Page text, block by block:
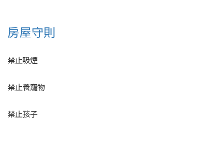
房屋守則
禁止吸煙
禁止養寵物
禁止孩子